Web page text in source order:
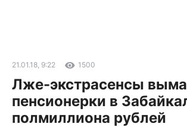
21.01.18, 9:22 1500
Лже-экстрасенсы
пенсионерки в
полмиллиона рублей